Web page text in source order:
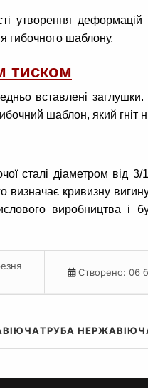
деформацій
гибочного шаблону.
тиском
вставлені
шаблон, який гніт
сталі діаметром від
кривизну
виробництва і
Створено: 06
ТРУБА